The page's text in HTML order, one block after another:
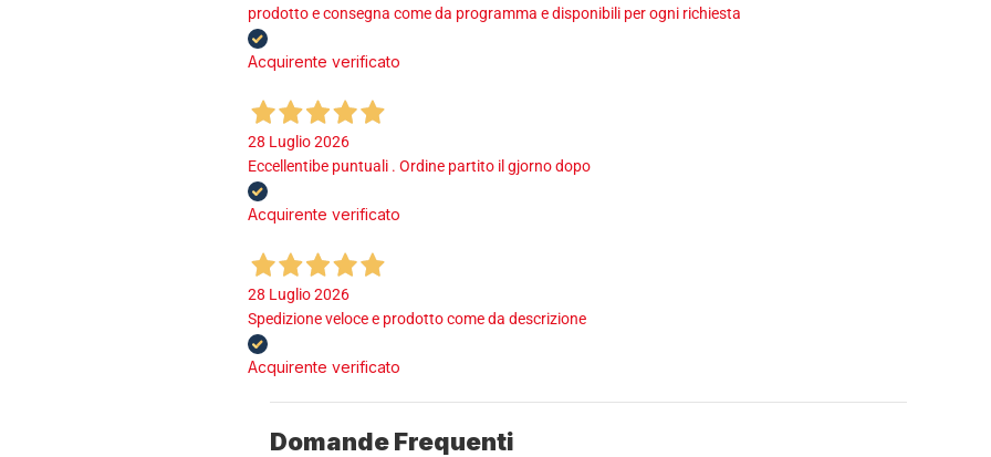
prodotto e consegna come da programma e disponibili per ogni richiesta
Acquirente verificato
28 Luglio 2026
Eccellentibe puntuali . Ordine partito il gjorno dopo
Acquirente verificato
28 Luglio 2026
Spedizione veloce e prodotto come da descrizione
Acquirente verificato
Domande Frequenti